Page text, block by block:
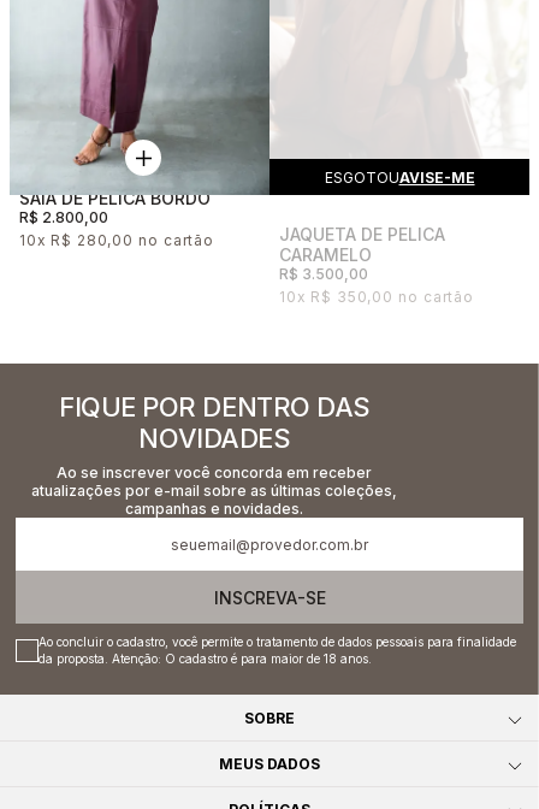
SAIA DE PELICA BORDO
R$ 2.800,00
10x R$ 280,00
ESGOTOUAVISE-ME
JAQUETA DE PELICA
CARAMELO
R$ 3.500,00
10x R$ 350,00
FIQUE POR DENTRO DAS
NOVIDADES
Ao se inscrever você concorda em receber
atualizações por e-mail sobre as últimas coleções,
campanhas e novidades.
INSCREVA-SE
Ao concluir o cadastro, você permite o tratamento de dados pessoais para finalidade
da proposta. Atenção: O cadastro é para maior de 18 anos.
SOBRE
MEUS DADOS